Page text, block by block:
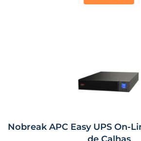
Nobreak APC Easy UPS On-
de Calhas